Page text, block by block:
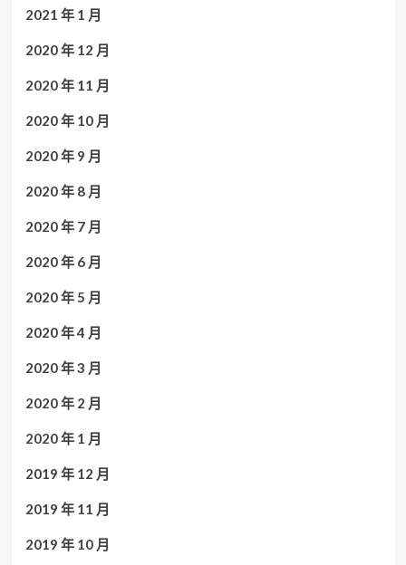
2021 年 1 月
2020 年 12 月
2020 年 11 月
2020 年 10 月
2020 年 9 月
2020 年 8 月
2020 年 7 月
2020 年 6 月
2020 年 5 月
2020 年 4 月
2020 年 3 月
2020 年 2 月
2020 年 1 月
2019 年 12 月
2019 年 11 月
2019 年 10 月